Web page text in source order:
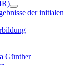
der initialen
Günther